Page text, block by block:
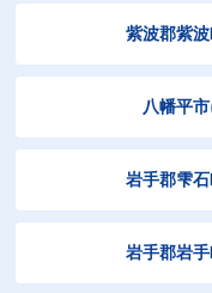
紫波郡紫
八幡平
岩手郡雫
岩手郡岩